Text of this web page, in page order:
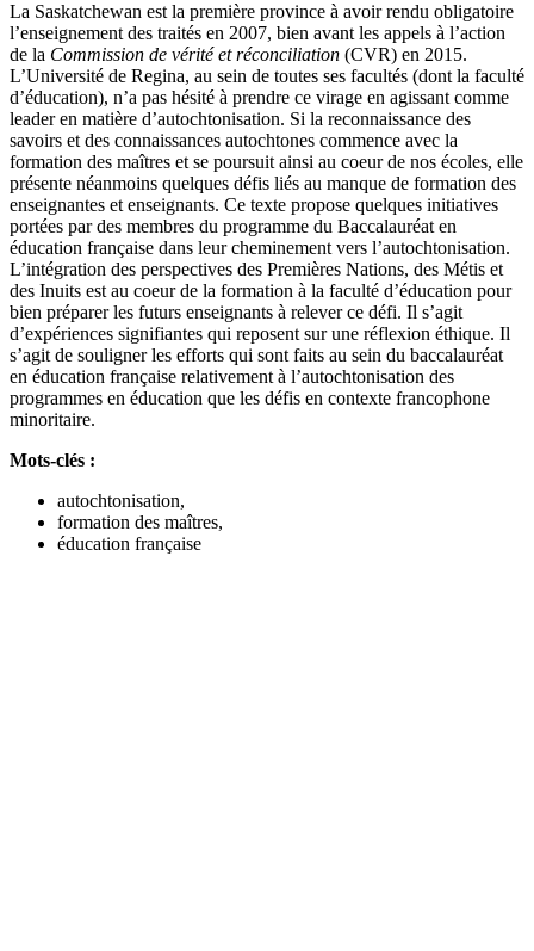
La Saskatchewan est la première province à avoir rendu obligatoire
l’enseignement des traités en 2007, bien avant les appels à l’action
de la Commission de vérité et réconciliation (CVR) en 2015.
L’Université de Regina, au sein de toutes ses facultés (dont la faculté
d’éducation), n’a pas hésité à prendre ce virage en agissant comme
leader en matière d’autochtonisation. Si la reconnaissance des
savoirs et des connaissances autochtones commence avec la
formation des maîtres et se poursuit ainsi au coeur de nos écoles, elle
présente néanmoins quelques défis liés au manque de formation des
enseignantes et enseignants. Ce texte propose quelques initiatives
portées par des membres du programme du Baccalauréat en
éducation française dans leur cheminement vers l’autochtonisation.
L’intégration des perspectives des Premières Nations, des Métis et
des Inuits est au coeur de la formation à la faculté d’éducation pour
bien préparer les futurs enseignants à relever ce défi. Il s’agit
d’expériences signifiantes qui reposent sur une réflexion éthique. Il
s’agit de souligner les efforts qui sont faits au sein du baccalauréat
en éducation française relativement à l’autochtonisation des
programmes en éducation que les défis en contexte francophone
minoritaire.
Mots-clés :
autochtonisation,
formation des maîtres,
éducation française